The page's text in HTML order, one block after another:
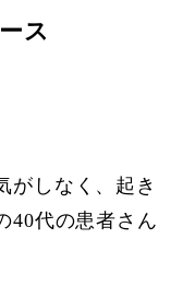
ス
がしなく、起き
40代の患者さん